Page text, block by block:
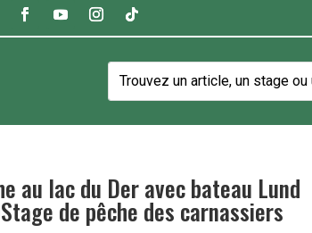
au lac du Der avec bateau Lund
de pêche des carnassiers